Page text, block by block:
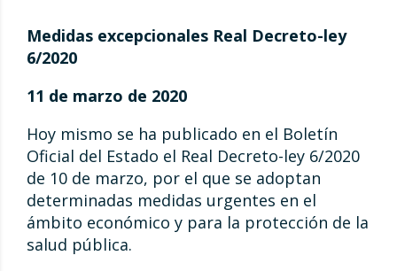
Medidas excepcionales Real Decreto-ley
6/2020
11 de marzo de 2020
Hoy mismo se ha publicado en el Boletín
Oficial del Estado el Real Decreto-ley 6/2020
de 10 de marzo, por el que se adoptan
determinadas medidas urgentes en el
ámbito económico y para la protección de la
salud pública.